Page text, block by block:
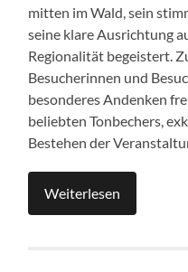
mitten im Wald, sein
seine klare Ausrichtung
Regionalität begeistert.
Besucherinnen und
besonderes Andenken
beliebten Tonbechers,
Bestehen der
Weiterlesen